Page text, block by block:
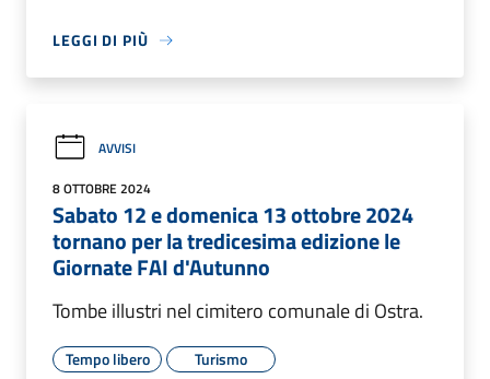
LEGGI DI PIÙ
AVVISI
8 OTTOBRE 2024
Sabato 12 e domenica 13 ottobre 2024
tornano per la tredicesima edizione le
Giornate FAI d'Autunno
Tombe illustri nel cimitero comunale di Ostra.
Tempo libero Turismo